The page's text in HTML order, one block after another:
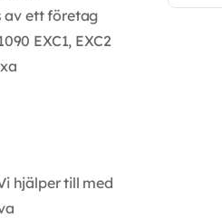
av ett företag
EXC1, EXC2
hjälper till med